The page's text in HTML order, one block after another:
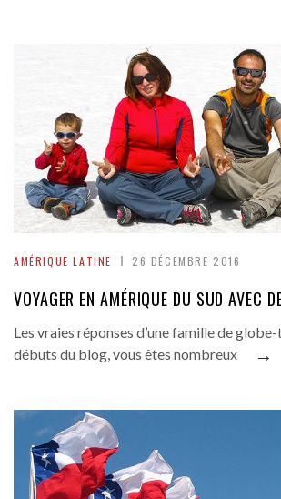
AMÉRIQUE LATINE 26 DÉCEMBRE 2016
VOYAGER EN AMÉRIQUE DU SUD AVEC
Les vraies réponses d’une famille de
débuts du blog, vous êtes nombreux
→